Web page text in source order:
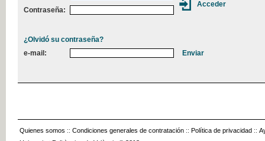
Contraseña:
¿Olvidó su contraseña?
e-mail:
Quienes somos :: Condiciones generales de contratación :: Política de privacidad ::